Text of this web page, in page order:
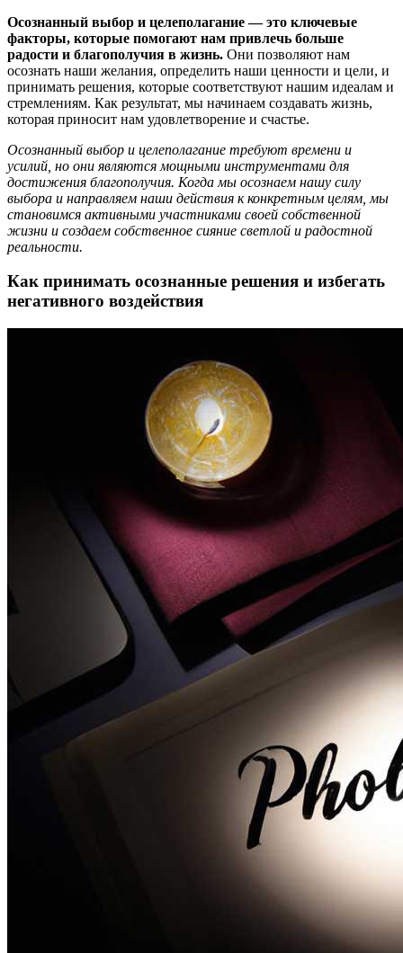
Осознанный выбор и целеполагание — это ключевые
факторы, которые помогают нам привлечь больше
радости и благополучия в жизнь. Они позволяют нам
осознать наши желания, определить наши ценности и цели, и
принимать решения, которые соответствуют нашим идеалам и
стремлениям. Как результат, мы начинаем создавать жизнь,
которая приносит нам удовлетворение и счастье.
Осознанный выбор и целеполагание требуют времени и
усилий, но они являются мощными инструментами для
достижения благополучия. Когда мы осознаем нашу силу
выбора и направляем наши действия к конкретным целям, мы
становимся активными участниками своей собственной
жизни и создаем собственное сияние светлой и радостной
реальности.
Как принимать осознанные решения и избегать
негативного воздействия